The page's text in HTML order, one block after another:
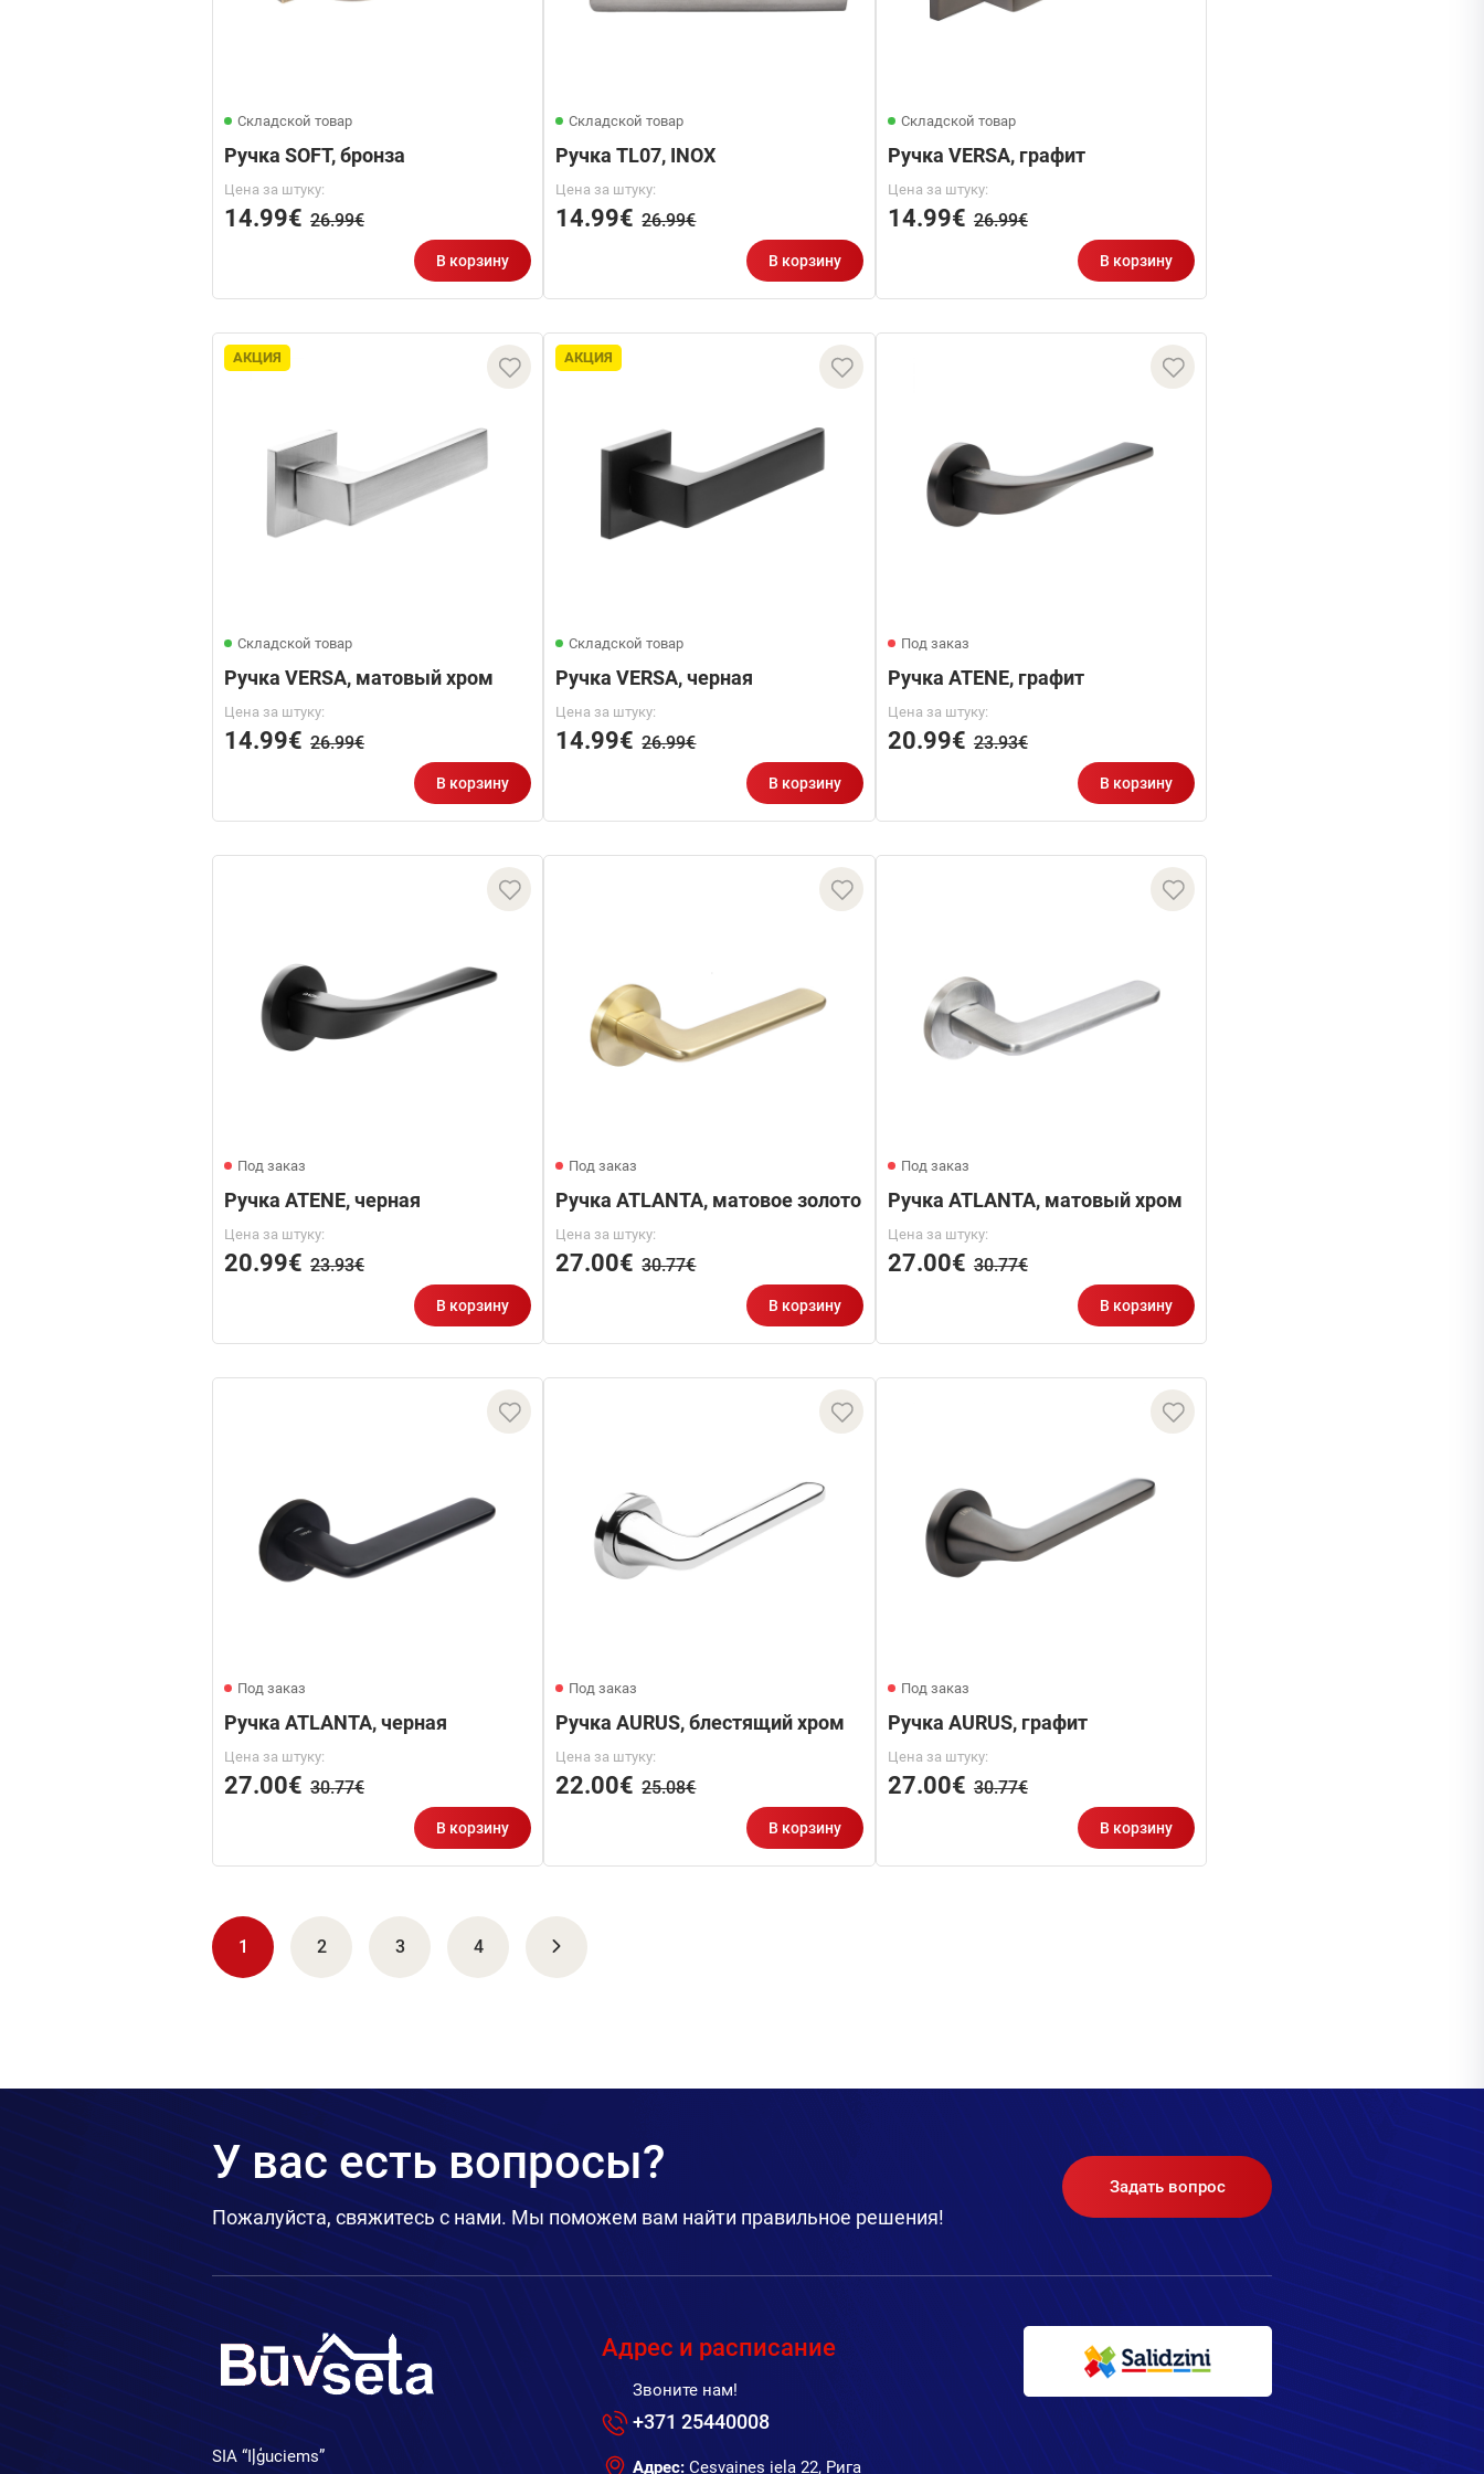
Складской товар
Ручка SOFT, бронза
Цена за штуку:
14.99€ 26.99€
В корзину
Складской товар
Ручка TL07, INOX
Цена за штуку:
14.99€ 26.99€
В корзину
Складской товар
Ручка VERSA, графит
Цена за штуку:
14.99€ 26.99€
В корзину
АКЦИЯ
Складской товар
Ручка VERSA, матовый хром
Цена за штуку:
14.99€ 26.99€
В корзину
АКЦИЯ
Складской товар
Ручка VERSA, черная
Цена за штуку:
14.99€ 26.99€
В корзину
Под заказ
Ручка ATENE, графит
Цена за штуку:
20.99€ 23.93€
В корзину
Под заказ
Ручка ATENE, черная
Цена за штуку:
20.99€ 23.93€
В корзину
Под заказ
Ручка ATLANTA, матовое золото
Цена за штуку:
27.00€ 30.77€
В корзину
Под заказ
Ручка ATLANTA, матовый хром
Цена за штуку:
27.00€ 30.77€
В корзину
Под заказ
Ручка ATLANTA, черная
Цена за штуку:
27.00€ 30.77€
В корзину
Под заказ
Ручка AURUS, блестящий хром
Цена за штуку:
22.00€ 25.08€
В корзину
Под заказ
Ручка AURUS, графит
Цена за штуку:
27.00€ 30.77€
В корзину
1 2 3 4
У вас есть вопросы?
Пожалуйста, свяжитесь с нами. Мы поможем вам найти правильное решения!
Задать вопрос
SIA “Iļģuciems”
Адрес и расписание
Звоните нам!
+371 25440008
Адрес: Cesvaines iela 22, Рига